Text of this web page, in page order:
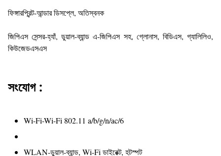
ফিঙ্গারপ্রিন্ট-আন্ডার ডিসপ্লে, অতিস্বনক
জিপিএস সেন্সর-হ্যাঁ, ডুয়াল-ব্যান্ড এ-জিপিএস সহ, গ্লোনাস, বিডিএস, গ্যালিলিও,
কিউজেডএসএস
সংযোগ :
Wi-Fi-Wi-Fi 802.11 a/b/g/n/ac/6
WLAN-ডুয়াল-ব্যান্ড, Wi-Fi ডাইরেক্ট, হটস্পট